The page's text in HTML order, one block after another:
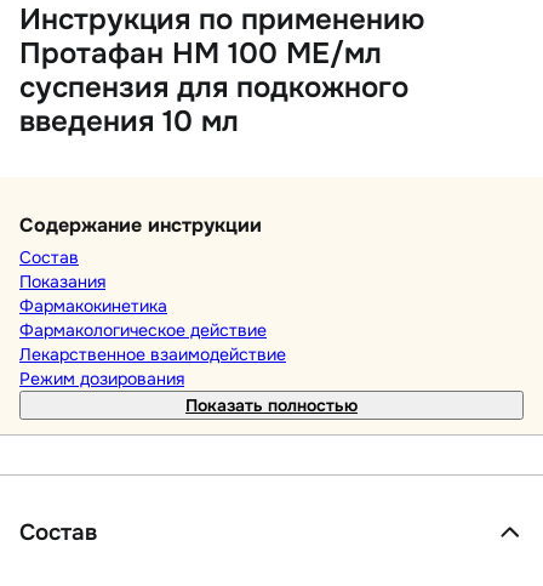
Инструкция по применению
Протафан HM 100 МЕ/мл
суспензия для подкожного
введения 10 мл
Содержание инструкции
Состав
Показания
Фармакокинетика
Фармакологическое действие
Лекарственное взаимодействие
Режим дозирования
Показать полностью
Состав